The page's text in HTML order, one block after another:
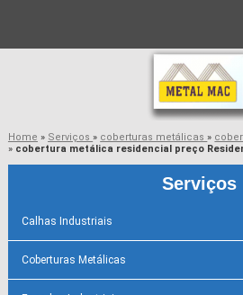
Home » Serviços» coberturas metálicas»
» cobertura metálica residencial preço
Serviços
Calhas Industriais
Coberturas Metálicas